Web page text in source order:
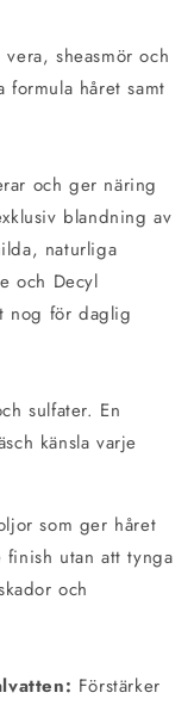
sheasmör och
formula håret samt
och ger näring
blandning av
naturliga
och Decyl
nog för daglig
sulfater. En
känsla varje
som ger håret
finish utan att tynga
och
Förstärker